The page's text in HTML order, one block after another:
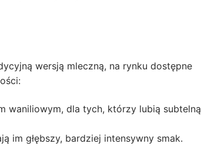
wersją mleczną, na rynku dostępne
waniliowym, dla tych, którzy lubią subtelną
im głębszy, bardziej intensywny smak.